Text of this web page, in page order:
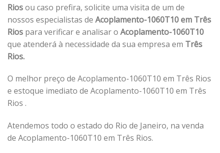
Riosou caso prefira, solicite uma visita de um de
nossos especialistas de Acoplamento-1060T10 em Três
Rios para verificar e analisar o Acoplamento-1060T10
que atenderá à necessidade da sua empresa em Três
Rios.
O melhor preço de Acoplamento-1060T10 em Três Rios
e estoque imediato de Acoplamento-1060T10 em Três
Rios .
Atendemos todo o estado do Rio de Janeiro, na venda
de Acoplamento-1060T10 em Três Rios.